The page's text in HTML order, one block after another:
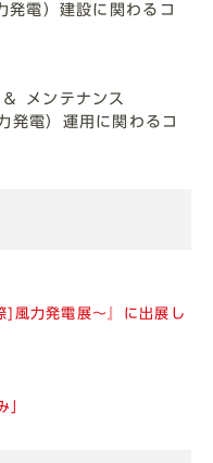
電）建設に関わるコ
メンテナンス
電）運用に関わるコ
力発電展～』に出展し
」